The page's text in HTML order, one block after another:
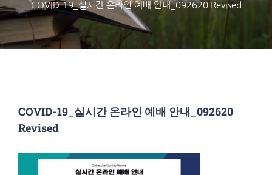
COVID-19_실시간 온라인 예배 안내_092620 Revised
COVID-19_실시간 온라인 예배 안내_092620
Revised